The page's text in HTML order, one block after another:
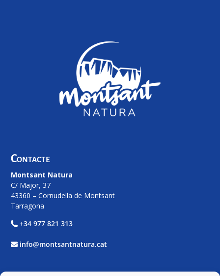
Contacte
Montsant Natura
C/ Major, 37
43360 – Cornudella de Montsant
Tarragona
+34 977 821 313
info@montsantnatura.cat